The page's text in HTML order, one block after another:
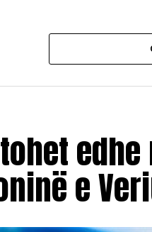
e